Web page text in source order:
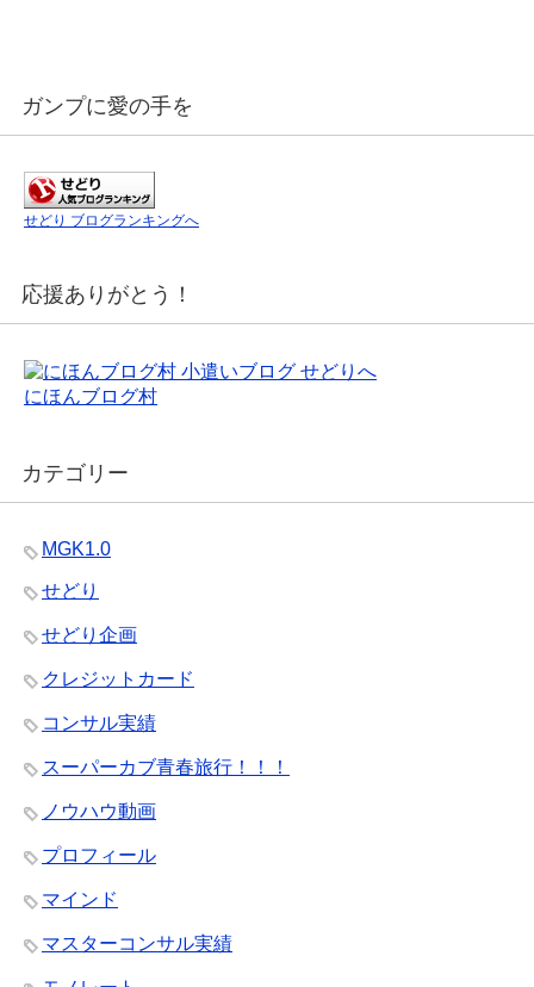
ガンプに愛の手を
せどり ブログランキングへ
応援ありがとう！
にほんブログ村
カテゴリー
MGK1.0
せどり
せどり企画
クレジットカード
コンサル実績
スーパーカブ青春旅行！！！
ノウハウ動画
プロフィール
マインド
マスターコンサル実績